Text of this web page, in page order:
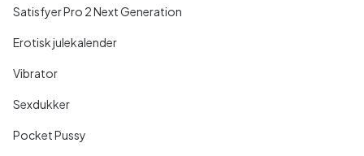
Satisfyer Pro 2 Next Generation
Erotisk julekalender
Vibrator
Sexdukker
Pocket Pussy